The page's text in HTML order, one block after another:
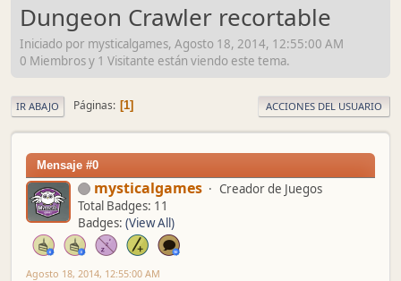
Dungeon Crawler recortable
Iniciado por mysticalgames, Agosto 18, 2014, 12:55:00 AM
0 Miembros y 1 Visitante están viendo este tema.
IR ABAJO Páginas 1 ACCIONES DEL USUARIO
Mensaje #0
mysticalgames
Creador de Juegos
Total Badges: 11
Badges: (View All)
Agosto 18, 2014, 12:55:00 AM